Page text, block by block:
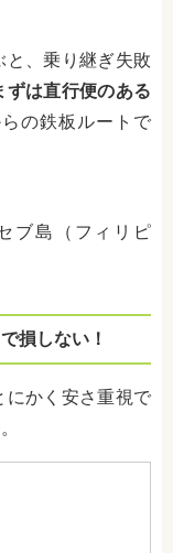
と、乗り継ぎ失敗
ずは直行便のある
の鉄板ルートで
ブ島（フィリピ
損しない！
にかく安さ重視で